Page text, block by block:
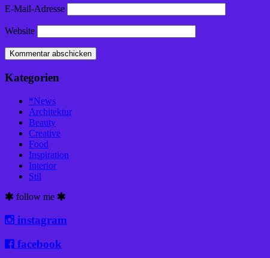
E-Mail-Adresse
Website
Kategorien
*News
Architektur
Beauty
Creative
Food
Inspiration
Interior
Stil
follow me
instagram
facebook